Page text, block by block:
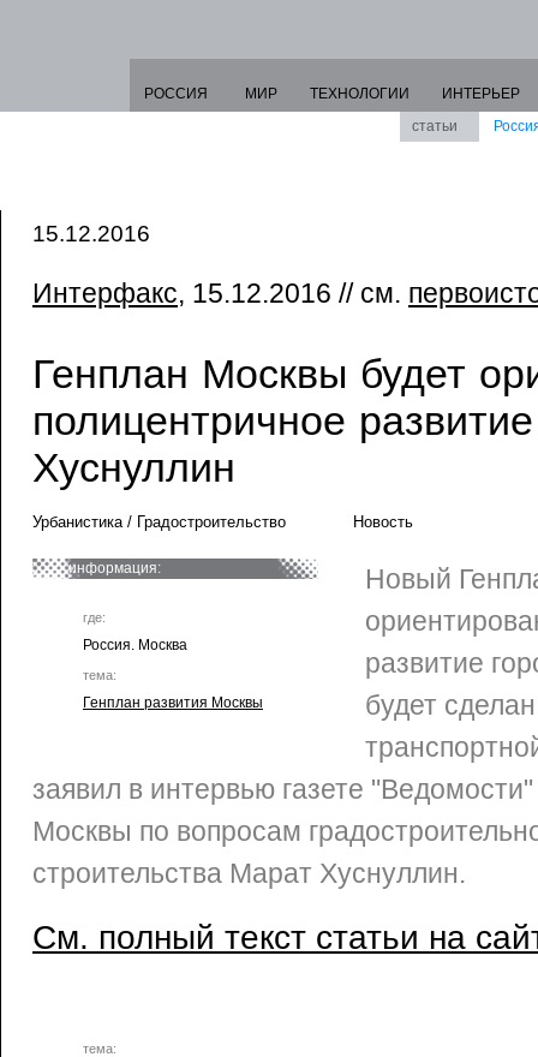
РОССИЯ МИР ТЕХНОЛОГИИ
ИНТЕРЬЕР
статьи
15.12.2016
Интерфакс, 15.12.2016 // см.
Генплан Москвы будет
полицентричное
Хуснуллин
Урбанистика / Градостроительство Новость
информация:
где:
Россия. Москва
тема:
Генплан развития Москвы
Новый
развитие
будет
заявил в интервью газете
Москвы по вопросам
строительства Марат Хуснуллин.
См. полный текст статьи на
тема: